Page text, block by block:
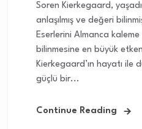
Soren Kierkegaard,
anlaşılmış ve değeri
Eserlerini Almanca kaleme
bilinmesine en büyük
Kierkegaard’ın hayatı ile
güçlü bir...
Continue Reading